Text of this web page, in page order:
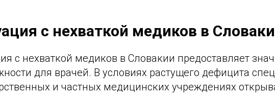
с нехваткой медиков в
с нехваткой медиков в Словакии предоставляет
для врачей. В условиях растущего дефицита
и частных медицинских учреждениях